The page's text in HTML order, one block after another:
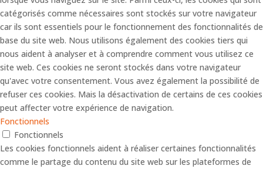
catégorisés comme nécessaires sont stockés sur votre navigateur
car ils sont essentiels pour le fonctionnement des fonctionnalités de
base du site web. Nous utilisons également des cookies tiers qui
nous aident à analyser et à comprendre comment vous utilisez ce
site web. Ces cookies ne seront stockés dans votre navigateur
qu'avec votre consentement. Vous avez également la possibilité de
refuser ces cookies. Mais la désactivation de certains de ces cookies
peut affecter votre expérience de navigation.
Fonctionnels
Fonctionnels
Les cookies fonctionnels aident à réaliser certaines fonctionnalités
comme le partage du contenu du site web sur les plateformes de